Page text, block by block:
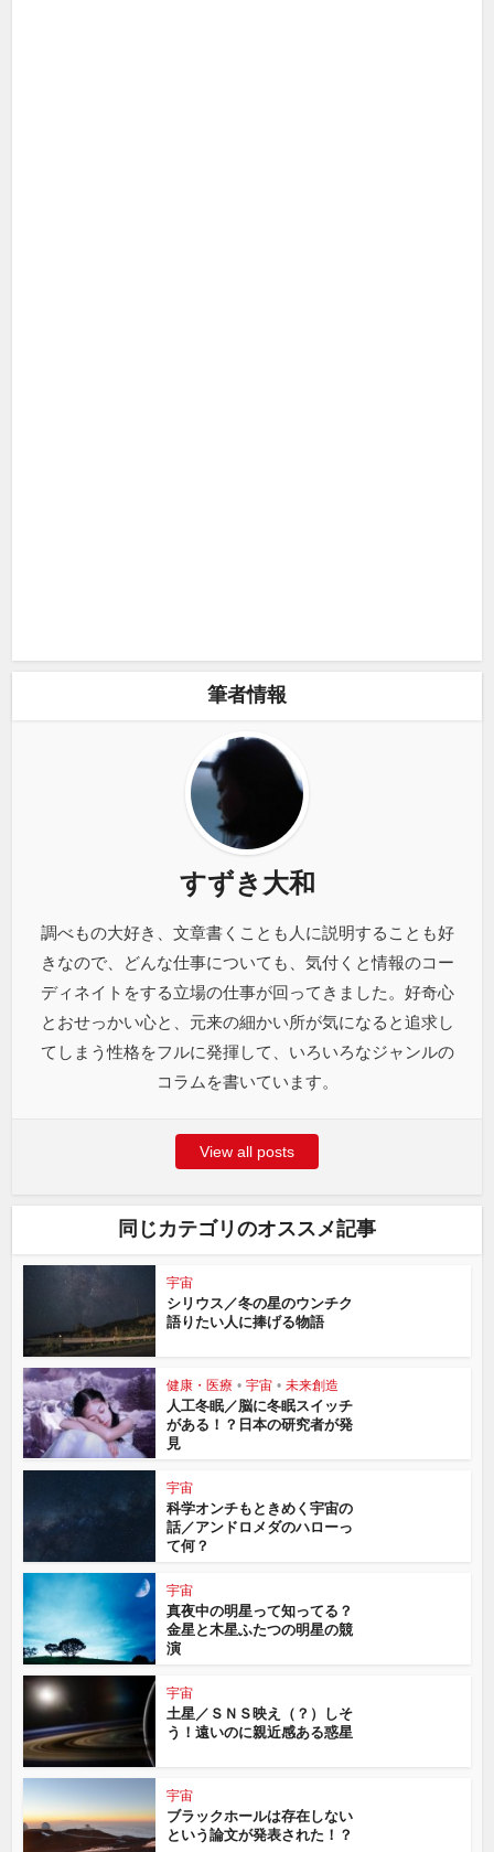
筆者情報
すずき大和
調べもの大好き、文章書くことも人に説明することも好
きなので、どんな仕事についても、気付くと情報のコー
ディネイトをする立場の仕事が回ってきました。好奇心
とおせっかい心と、元来の細かい所が気になると追求し
てしまう性格をフルに発揮して、いろいろなジャンルの
コラムを書いています。
View all posts
同じカテゴリのオススメ記事
宇宙
シリウス／冬の星のウンチク
語りたい人に捧げる物語
健康・医療 • 宇宙 • 未来創造
人工冬眠／脳に冬眠スイッチ
がある！？日本の研究者が発
見
宇宙
科学オンチもときめく宇宙の
話／アンドロメダのハローっ
て何？
宇宙
真夜中の明星って知ってる？
金星と木星ふたつの明星の競
演
宇宙
土星／ＳＮＳ映え（？）しそ
う！遠いのに親近感ある惑星
宇宙
ブラックホールは存在しない
という論文が発表された！？